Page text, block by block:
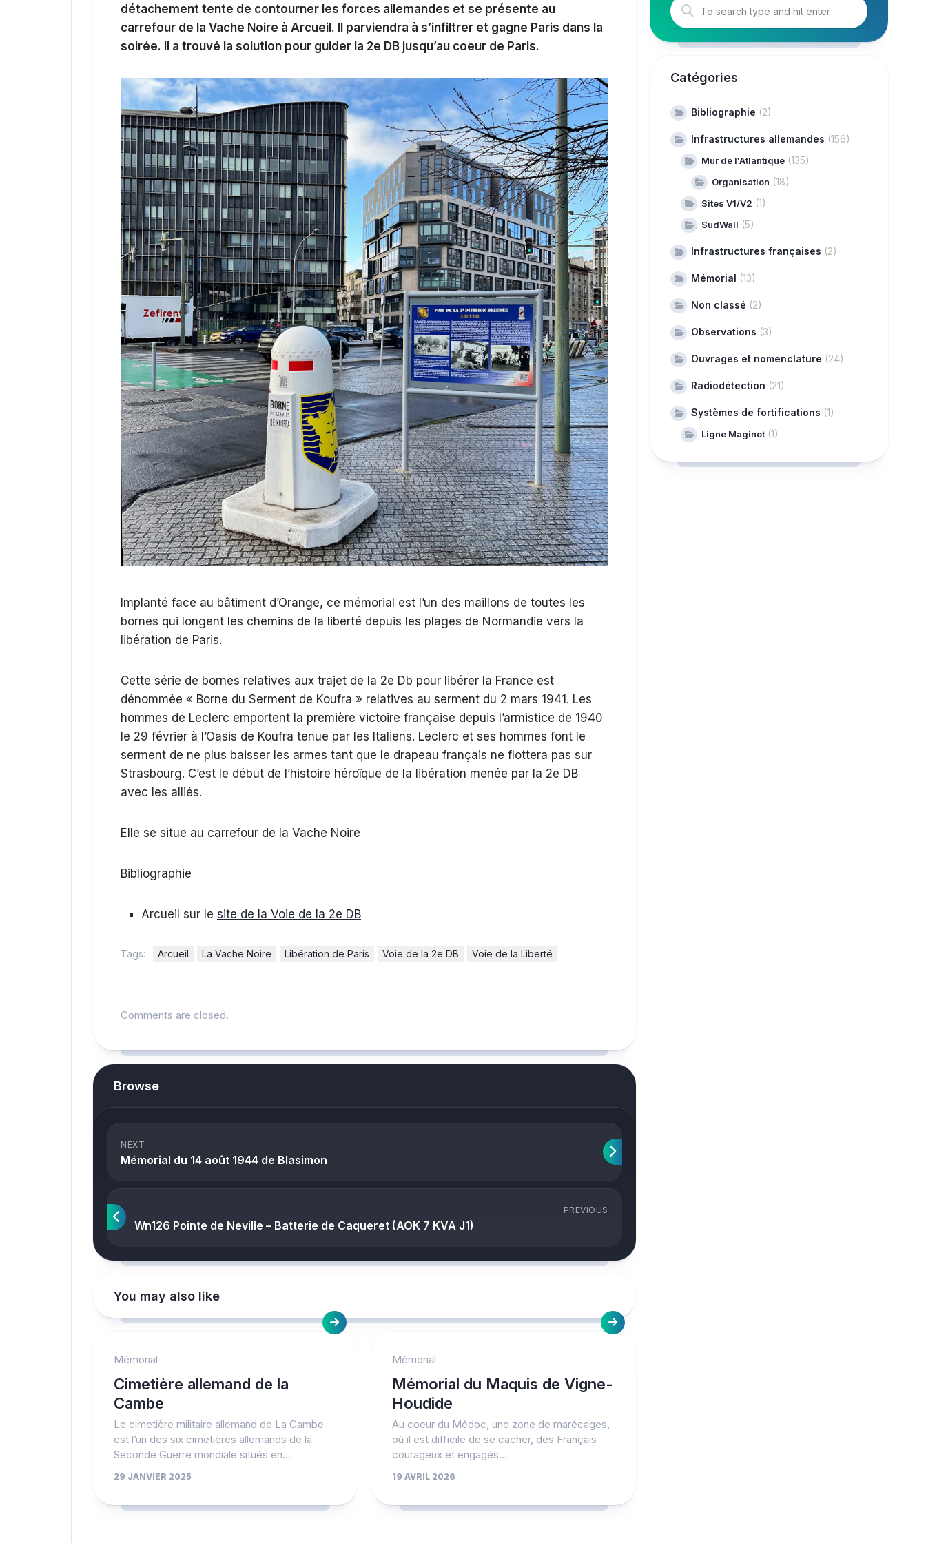
détachement tente de contourner les forces allemandes et se présente au
carrefour de la Vache Noire à Arcueil. Il parviendra à s’infiltrer et gagne Paris dans la
soirée. Il a trouvé la solution pour guider la 2e DB jusqu’au coeur de Paris.
Implanté face au bâtiment d’Orange, ce mémorial est l’un des maillons de toutes les
bornes qui longent les chemins de la liberté depuis les plages de Normandie vers la
libération de Paris.
Cette série de bornes relatives aux trajet de la 2e Db pour libérer la France est
dénommée « Borne du Serment de Koufra » relatives au serment du 2 mars 1941. Les
hommes de Leclerc emportent la première victoire française depuis l’armistice de 1940
le 29 février à l’Oasis de Koufra tenue par les Italiens. Leclerc et ses hommes font le
serment de ne plus baisser les armes tant que le drapeau français ne flottera pas sur
Strasbourg. C’est le début de l’histoire héroïque de la libération menée par la 2e DB
avec les alliés.
Elle se situe au carrefour de la Vache Noire
Bibliographie
Arcueil sur le site de la Voie de la 2e DB
Tags: Arcueil La Vache Noire Libération de Paris Voie de la 2e DB Voie de la Liberté
Comments are closed.
Browse
NEXT
Mémorial du 14 août 1944 de Blasimon
PREVIOUS
Wn126 Pointe de Neville – Batterie de Caqueret (AOK 7 KVA J1)
You may also like
Mémorial
Cimetière allemand de la
Cambe
Le cimetière militaire allemand de La Cambe
est l’un des six cimetières allemands de la
Seconde Guerre mondiale situés en...
29 JANVIER 2025
Mémorial
Mémorial du Maquis de Vigne-
Houdide
Au coeur du Médoc, une zone de marécages,
où il est difficile de se cacher, des Français
courageux et engagés...
19 AVRIL 2026
Catégories
Bibliographie (2)
Infrastructures allemandes (156)
Mur de l'Atlantique(135)
Organisation (18)
Sites V1/V2 (1)
SudWall (5)
Infrastructures françaises (2)
Mémorial (13)
Non classé (2)
Observations (3)
Ouvrages et nomenclature (24)
Radiodétection (21)
Systèmes de fortifications (1)
Ligne Maginot(1)